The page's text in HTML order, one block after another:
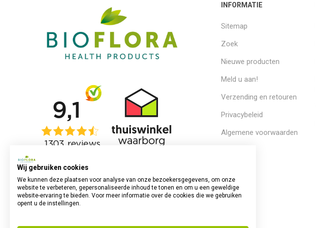
INFORMATIE
Sitemap
Zoek
Nieuwe producten
Meld u aan!
Verzending en retouren
Privacybeleid
Algemene voorwaarden
Wij gebruiken cookies
We kunnen deze plaatsen voor analyse van onze bezoekersgegevens, om onze
website te verbeteren, gepersonaliseerde inhoud te tonen en om u een geweldige
website-ervaring te bieden. Voor meer informatie over de cookies die we gebruiken
opent u de instellingen.